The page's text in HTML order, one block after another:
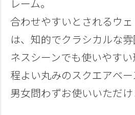
レーム。
合わせやすいとされるウ
は、知的でクラシカルな
ネスシーンでも使いやすい
程よい丸みのスクエアベー
男女問わずお使いいただけ